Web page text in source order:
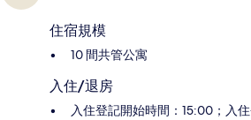
住宿規模
10 間共管公寓
入住/退房
入住登記開始時間：15:00；入